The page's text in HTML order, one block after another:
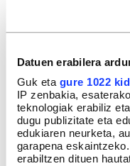
Datuen erabilera
Guk eta gure 1022
IP zenbakia,
teknologiak erabiliz
dugu publizitate eta
edukiaren neurketa,
garapena
erabiltzen dituen